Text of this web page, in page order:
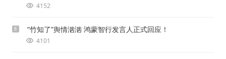
4152
8 “竹知了”舆情汹汹 鸿蒙智行发言人正式回应！
4101